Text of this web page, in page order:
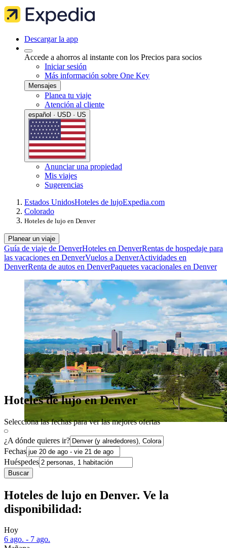
Descargar la app
Accede a ahorros al instante con los Precios para socios
Iniciar sesión
Más información sobre One Key
Mensajes
Planea tu viaje
Atención al cliente
español · USD · US
Anunciar una propiedad
Mis viajes
Sugerencias
Estados UnidosHoteles de lujoExpedia.com
Colorado
Hoteles de lujo en Denver
Planear un viaje
Guía de viaje de DenverHoteles en DenverRentas de hospedaje para
las vacaciones en DenverVuelos a DenverActividades en
DenverRenta de autos en DenverPaquetes vacacionales en Denver
Hoteles de lujo en Denver
Selecciona las fechas para ver las mejores ofertas
¿A dónde quieres ir?
Fechas
Huéspedes
Buscar
Hoteles de lujo en Denver. Ve la
disponibilidad:
Hoy
6 ago. - 7 ago.